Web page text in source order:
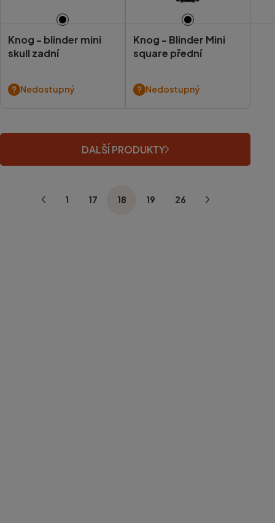
Knog - blinder mini
skull zadní
Nedostupný
Knog - Blinder Mini
square přední
Nedostupný
DALŠÍ PRODUKTY
1 17 18 19 26